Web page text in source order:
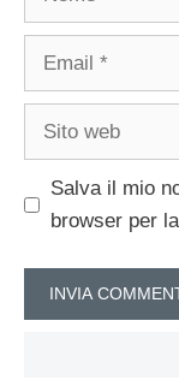
Email
Sito
Salva il mio
browser per